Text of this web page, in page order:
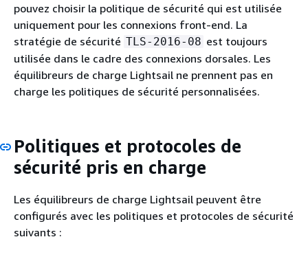
pouvez choisir la politique de sécurité qui est utilisée
uniquement pour les connexions front-end. La
stratégie de sécurité TLS-2016-08 est toujours
utilisée dans le cadre des connexions dorsales. Les
équilibreurs de charge Lightsail ne prennent pas en
charge les politiques de sécurité personnalisées.
Politiques et protocoles de
sécurité pris en charge
Les équilibreurs de charge Lightsail peuvent être
configurés avec les politiques et protocoles de sécurité
suivants :